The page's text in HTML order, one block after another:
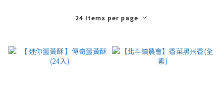
24 Items per page